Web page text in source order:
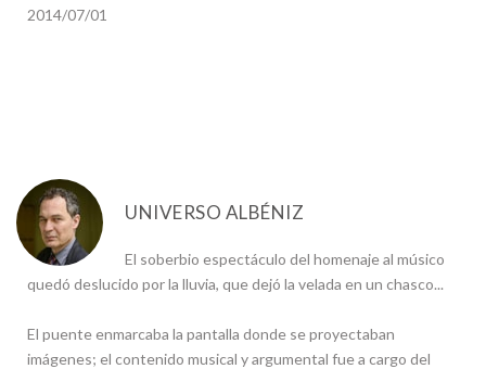
2014/07/01
UNIVERSO ALBÉNIZ
El soberbio espectáculo del homenaje al músico
quedó deslucido por la lluvia, que dejó la velada en un chasco...
El puente enmarcaba la pantalla donde se proyectaban
imágenes; el contenido musical y argumental fue a cargo del